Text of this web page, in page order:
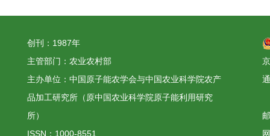
创刊：1987年
主管部门：农业农村部
主办单位：中国原子能农学会与中国农业科学院农产
品加工研究所（原中国农业科学院原子能利用研究
所）
ISSN：1000-8551